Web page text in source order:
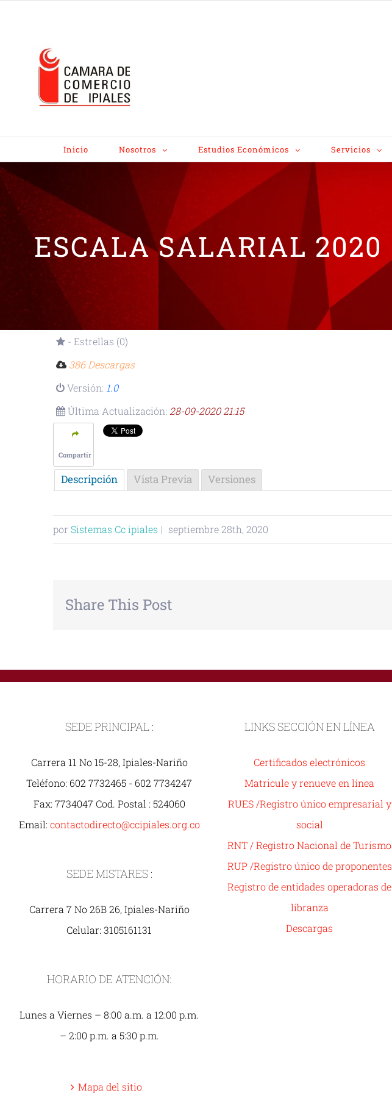
Inicio Nosotros Estudios Económicos Servicios
ESCALA SALARIAL 2020
- Estrellas (0)
386 Descargas
Versión: 1.0
Última Actualización: 28-09-2020 21:15
Compartir
Descripción Vista Previa Versiones
por Sistemas Cc ipiales | septiembre 28th, 2020
Share This Post
SEDE PRINCIPAL :
Carrera 11 No 15-28, Ipiales-Nariño
Teléfono: 602 7732465 - 602 7734247
Fax: 7734047 Cod. Postal : 524060
Email: contactodirecto@ccipiales.org.co
SEDE MISTARES :
Carrera 7 No 26B 26, Ipiales-Nariño
Celular: 3105161131
HORARIO DE ATENCIÓN:
Lunes a Viernes – 8:00 a.m. a 12:00 p.m.
– 2:00 p.m. a 5:30 p.m.
Mapa del sitio
LINKS SECCIÓN EN LÍNEA
Certificados electrónicos
Matricule y renueve en línea
RUES /Registro único empresarial y
social
RNT / Registro Nacional de Turismo
RUP /Registro único de proponentes
Registro de entidades operadoras de
libranza
Descargas